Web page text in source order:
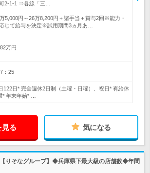
2-1-1 ⇒各線「三…
5,000円～26万8,200円＋諸手当＋賞与2回※能力・
じて給与を決定※試用期間3ヵ月あ…
万円
：25
日* 完全週休2日制（土曜・日曜）、祝日* 有給休
* 年末年始* …
見る 気になる
りそなグループ】◆兵庫県下最大級の店舗数◆年間